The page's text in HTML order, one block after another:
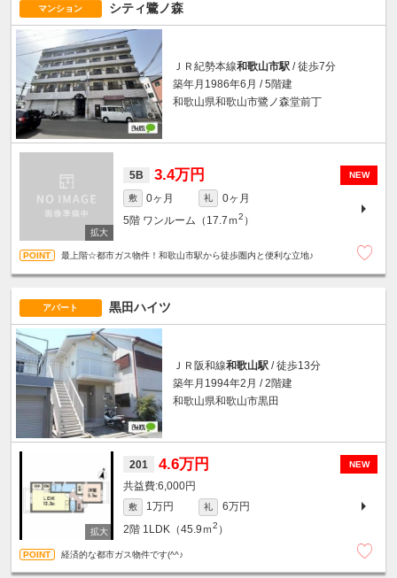
マンション シティ鷺ノ森
ＪＲ紀勢本線和歌山市駅 / 徒歩7分
築年月1986年6月 / 5階建
和歌山県和歌山市鷺ノ森堂前丁
NEW
5B 3.4万円
敷 0ヶ月 礼
0ヶ月
5階 ワンルーム（17.7ｍ2 ）
最上階☆都市ガス物件！和歌山市駅から徒歩圏内と便利な立地♪
アパート 黒田ハイツ
ＪＲ阪和線和歌山駅 / 徒歩13分
築年月1994年2月 / 2階建
和歌山県和歌山市黒田
NEW
201 4.6万円
6,000円
敷 1万円 礼
6万円
2階 1LDK（45.9ｍ2 ）
経済的な都市ガス物件です(^^♪